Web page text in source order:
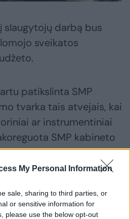
My Personal Information
sale, sharing to third parties, or
or sensitive information for
please use the below opt-out
slaugytojų darbą bus
sveikatos
patikslinta SMP
tvarka tais atvejais, kai
ar instrumentiniai
SMP kabineto
SMP kabinete
medicinos gydytojo